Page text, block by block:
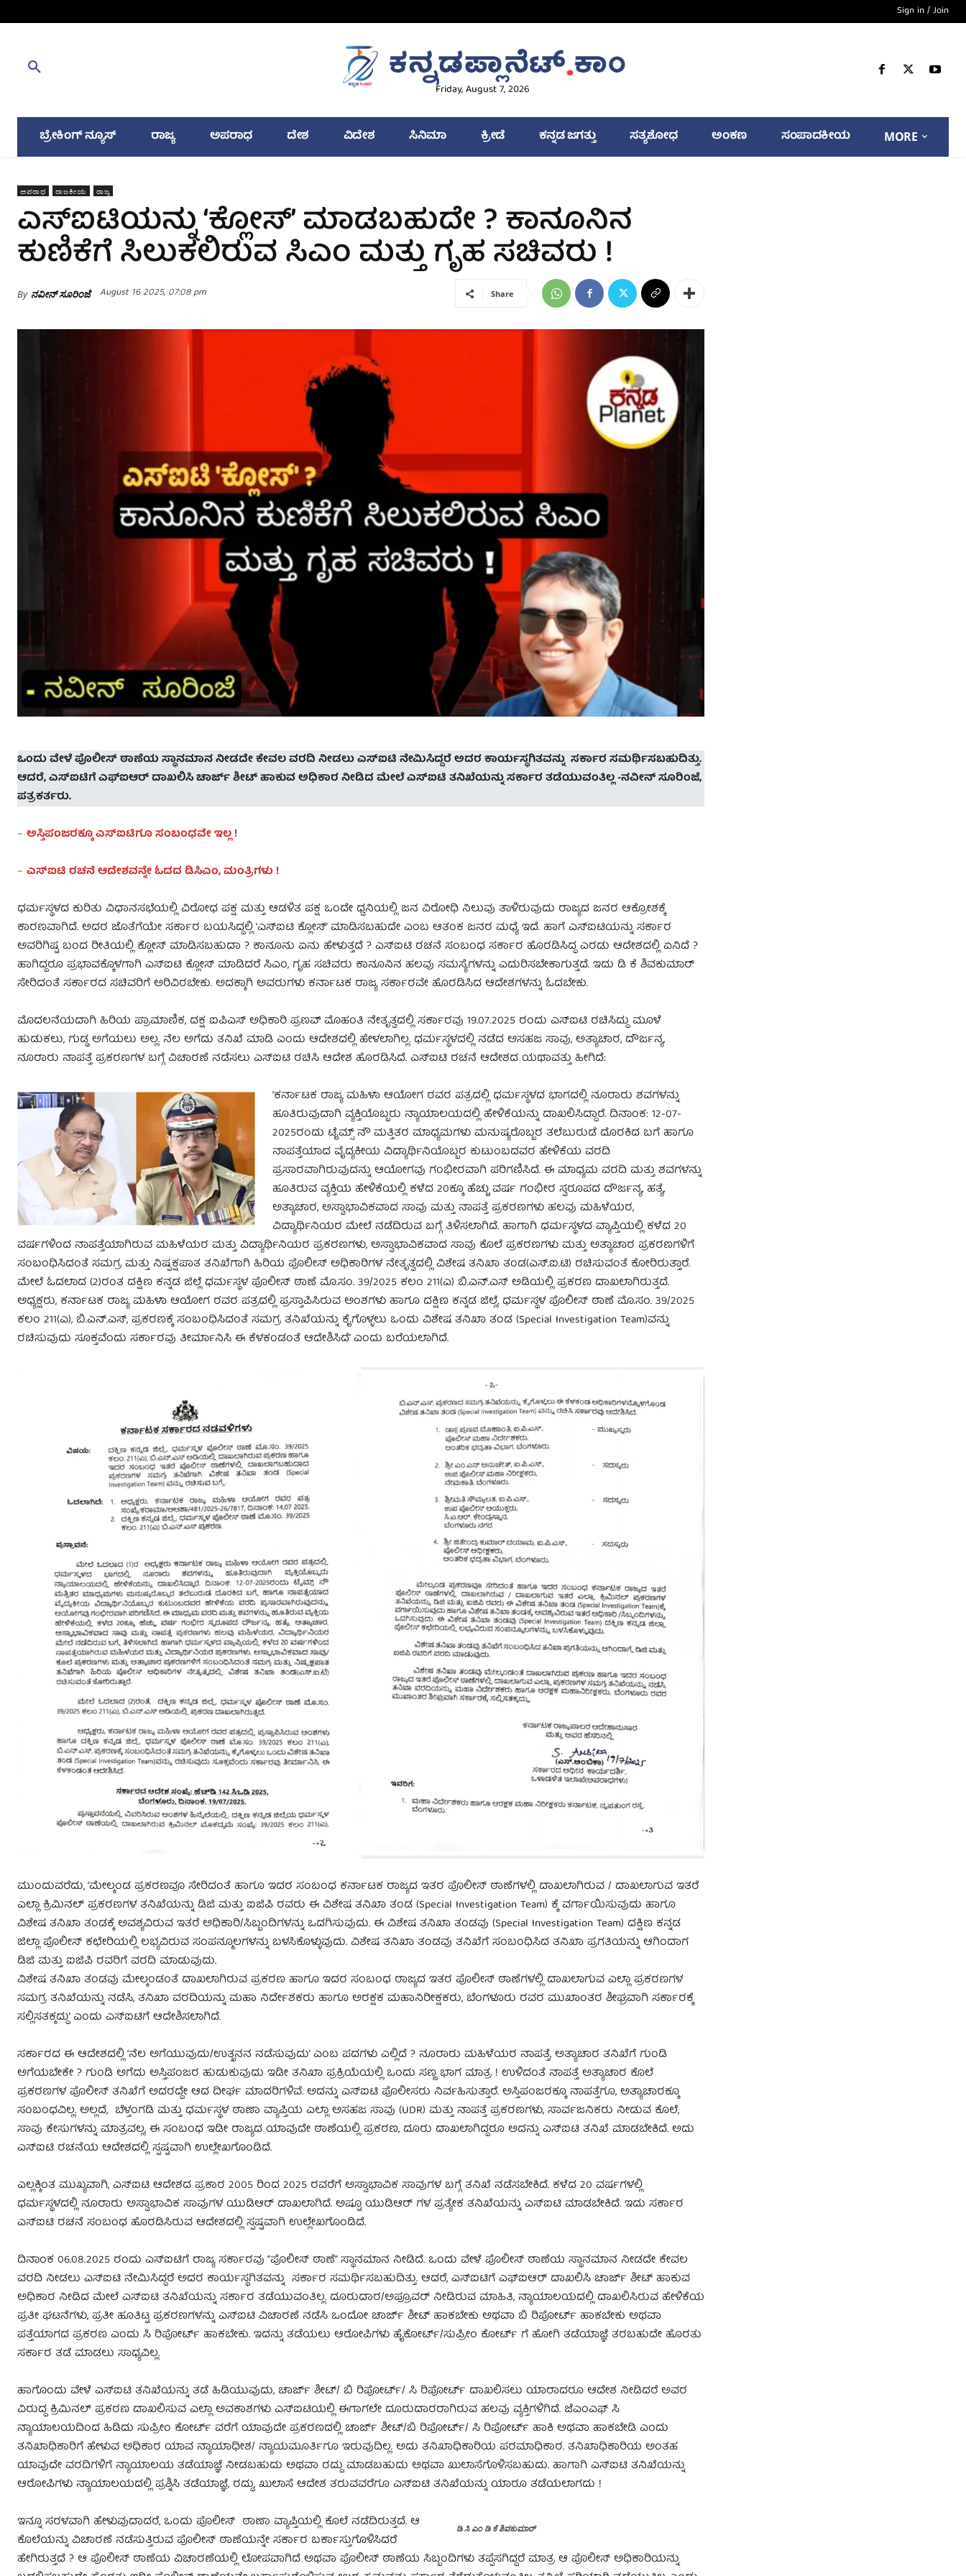
Sign in / Join
Friday, August 7, 2026
ಬ್ರೇಕಿಂಗ್ ನ್ಯೂಸ್ ರಾಜ್ಯ ಅಪರಾಧ ದೇಶ ವಿದೇಶ ಸಿನಿಮಾ ಕ್ರೀಡೆ ಕನ್ನಡ ಜಗತ್ತು ಸತ್ಯಶೋಧ ಅಂಕಣ ಸಂಪಾದಕೀಯ MORE
ಅಪರಾಧ ರಾಜಕೀಯ ರಾಜ್ಯ
ಎಸ್ಐಟಿಯನ್ನು ‘ಕ್ಲೋಸ್’ ಮಾಡಬಹುದೇ ? ಕಾನೂನಿನ
ಕುಣಿಕೆಗೆ ಸಿಲುಕಲಿರುವ ಸಿಎಂ ಮತ್ತು ಗೃಹ ಸಚಿವರು !
By ನವೀನ್ ಸೂರಿಂಜೆ August 16 2025, 07:08 pm Share
ಒಂದು ವೇಳೆ ಪೊಲೀಸ್ ಠಾಣೆಯ ಸ್ಥಾನಮಾನ ನೀಡದೇ ಕೇವಲ ವರದಿ ನೀಡಲು ಎಸ್ಐಟಿ ನೇಮಿಸಿದ್ದರೆ ಅದರ ಕಾರ್ಯಸ್ಥಗಿತವನ್ನು ಸರ್ಕಾರ ಸಮರ್ಥಿಸಬಹುದಿತ್ತು.
ಆದರೆ, ಎಸ್ಐಟಿಗೆ ಎಫ್ಐಆರ್ ದಾಖಲಿಸಿ ಚಾರ್ಜ್ ಶೀಟ್ ಹಾಕುವ ಅಧಿಕಾರ ನೀಡಿದ ಮೇಲೆ ಎಸ್ಐಟಿ ತನಿಖೆಯನ್ನು ಸರ್ಕಾರ ತಡೆಯುವಂತಿಲ್ಲ -ನವೀನ್ ಸೂರಿಂಜೆ,
ಪತ್ರಕರ್ತರು.
– ಅಸ್ತಿಪಂಜರಕ್ಕೂ ಎಸ್ಐಟಿಗೂ ಸಂಬಂಧವೇ ಇಲ್ಲ !
– ಎಸ್ಐಟಿ ರಚನೆ ಆದೇಶವನ್ನೇ ಓದದ ಡಿಸಿಎಂ, ಮಂತ್ರಿಗಳು !
ಧರ್ಮಸ್ಥಳದ ಕುರಿತು ವಿಧಾನಸಭೆಯಲ್ಲಿ ವಿರೋಧ ಪಕ್ಷ ಮತ್ತು ಆಡಳಿತ ಪಕ್ಷ ಒಂದೇ ಧ್ವನಿಯಲ್ಲಿ ಜನ ವಿರೋಧಿ ನಿಲುವು ತಾಳಿರುವುದು ರಾಜ್ಯದ ಜನರ ಆಕ್ರೋಶಕ್ಕೆ
ಕಾರಣವಾಗಿದೆ. ಅದರ ಜೊತೆಗೆಯೇ ಸರ್ಕಾರ ಬಯಸಿದ್ದಲ್ಲಿ ‘ಎಸ್ಐಟಿ ಕ್ಲೋಸ್’ ಮಾಡಿಸಬಹುದೇ ಎಂಬ ಆತಂಕ ಜನರ ಮಧ್ಯೆ ಇದೆ. ಹಾಗೆ ಎಸ್ಐಟಿಯನ್ನು ಸರ್ಕಾರ
ಅವರಿಗಿಷ್ಟ ಬಂದ ರೀತಿಯಲ್ಲಿ ಕ್ಲೋಸ್ ಮಾಡಿಸಬಹುದಾ ? ಕಾನೂನು ಏನು ಹೇಳುತ್ತದೆ ? ಎಸ್ಐಟಿ ರಚನೆ ಸಂಬಂಧ ಸರ್ಕಾರ ಹೊರಡಿಸಿದ್ದ ಎರಡು ಆದೇಶದಲ್ಲಿ ಏನಿದೆ ?
ಹಾಗಿದ್ದರೂ ಪ್ರಭಾವಕ್ಕೊಳಗಾಗಿ ಎಸ್ಐಟಿ ಕ್ಲೋಸ್ ಮಾಡಿದರೆ ಸಿಎಂ, ಗೃಹ ಸಚಿವರು ಕಾನೂನಿನ ಹಲವು ಸಮಸ್ಯೆಗಳನ್ನು ಎದುರಿಸಬೇಕಾಗುತ್ತದೆ. ಇದು ಡಿ ಕೆ ಶಿವಕುಮಾರ್
ಸೇರಿದಂತೆ ಸರ್ಕಾರದ ಸಚಿವರಿಗೆ ಅರಿವಿರಬೇಕು. ಅದಕ್ಕಾಗಿ ಅವರುಗಳು ಕರ್ನಾಟಕ ರಾಜ್ಯ ಸರ್ಕಾರವೇ ಹೊರಡಿಸಿದ ಆದೇಶಗಳನ್ನು ಓದಬೇಕು.
ಮೊದಲನೆಯದಾಗಿ ಹಿರಿಯ ಪ್ರಾಮಾಣಿಕ, ದಕ್ಷ ಐಪಿಎಸ್ ಅಧಿಕಾರಿ ಪ್ರಣವ್ ಮೊಹಂತಿ ನೇತೃತ್ವದಲ್ಲಿ ಸರ್ಕಾರವು 19.07.2025 ರಂದು ಎಸ್ಐಟಿ ರಚಿಸಿದ್ದು ಮೂಳೆ
ಹುಡುಕಲು, ಗುಡ್ಡ ಅಗೆಯಲು ಅಲ್ಲ. ನೆಲ ಅಗೆದು ತನಿಖೆ ಮಾಡಿ ಎಂದು ಆದೇಶದಲ್ಲಿ ಹೇಳಲಾಗಿಲ್ಲ. ಧರ್ಮಸ್ಥಳದಲ್ಲಿ ನಡೆದ ಅಸಹಜ ಸಾವು, ಅತ್ಯಾಚಾರ, ದೌರ್ಜನ್ಯ,
ನೂರಾರು ನಾಪತ್ತೆ ಪ್ರಕರಣಗಳ ಬಗ್ಗೆ ವಿಚಾರಣೆ ನಡೆಸಲು ಎಸ್ಐಟಿ ರಚಿಸಿ ಆದೇಶ ಹೊರಡಿಸಿದೆ. ಎಸ್ಐಟಿ ರಚನೆ ಆದೇಶದ ಯಥಾವತ್ತು ಹೀಗಿದೆ:
‘ಕರ್ನಾಟಕ ರಾಜ್ಯ ಮಹಿಳಾ ಆಯೋಗ ರವರ ಪತ್ರದಲ್ಲಿ ಧರ್ಮಸ್ಥಳದ ಭಾಗದಲ್ಲಿ ನೂರಾರು ಶವಗಳನ್ನು
ಹೂತಿರುವುದಾಗಿ ವ್ಯಕ್ತಿಯೊಬ್ಬರು ನ್ಯಾಯಾಲಯದಲ್ಲಿ ಹೇಳಿಕೆಯನ್ನು ದಾಖಲಿಸಿದ್ದಾರೆ. ದಿನಾಂಕ: 12-07-
2025ರಂದು ಟೈಮ್ಸ್ ನೌ ಮತ್ತಿತರ ಮಾಧ್ಯಮಗಳು ಮನುಷ್ಯರೊಬ್ಬರ ತಲೆಬುರುಡೆ ದೊರಕಿದ ಬಗೆ ಹಾಗೂ
ನಾಪತ್ತೆಯಾದ ವೈದ್ಯಕೀಯ ವಿದ್ಯಾರ್ಥಿನಿಯೊಬ್ಬರ ಕುಟುಂಬದವರ ಹೇಳಿಕೆಯ ವರದಿ
ಪ್ರಸಾರವಾಗಿರುವುದನ್ನು ಆಯೋಗವು ಗಂಭೀರವಾಗಿ ಪರಿಗಣಿಸಿದೆ. ಈ ಮಾಧ್ಯಮ ವರದಿ ಮತ್ತು ಶವಗಳನ್ನು
ಹೂತಿರುವ ವ್ಯಕ್ತಿಯ ಹೇಳಿಕೆಯಲ್ಲಿ ಕಳೆದ 20ಕ್ಕೂ ಹೆಚ್ಚು ವರ್ಷ ಗಂಭೀರ ಸ್ವರೂಪದ ದೌರ್ಜನ್ಯ, ಹತ್ಯೆ,
ಅತ್ಯಾಚಾರ, ಅಸ್ವಾಭಾವಿಕವಾದ ಸಾವು ಮತ್ತು ನಾಪತ್ತೆ ಪ್ರಕರಣಗಳು ಹಲವು ಮಹಿಳೆಯರ,
ವಿದ್ಯಾರ್ಥಿನಿಯರ ಮೇಲೆ ನಡೆದಿರುವ ಬಗ್ಗೆ ತಿಳಿಸಲಾಗಿದೆ. ಹಾಗಾಗಿ ಧರ್ಮಸ್ಥಳದ ವ್ಯಾಪ್ತಿಯಲ್ಲಿ ಕಳೆದ 20
ವರ್ಷಗಳಿಂದ ನಾಪತ್ತೆಯಾಗಿರುವ ಮಹಿಳೆಯರ ಮತ್ತು ವಿದ್ಯಾರ್ಥಿನಿಯರ ಪ್ರಕರಣಗಳು, ಅಸ್ವಾಭಾವಿಕವಾದ ಸಾವು ಕೊಲೆ ಪ್ರಕರಣಗಳು ಮತ್ತು ಅತ್ಯಾಚಾರ ಪ್ರಕರಣಗಳಿಗೆ
ಸಂಬಂಧಿಸಿದಂತೆ ಸಮಗ್ರ ಮತ್ತು ನಿಷ್ಪಕ್ಷಪಾತ ತನಿಖೆಗಾಗಿ ಹಿರಿಯ ಪೊಲೀಸ್ ಅಧಿಕಾರಿಗಳ ನೇತೃತ್ವದಲ್ಲಿ ವಿಶೇಷ ತನಿಖಾ ತಂಡ(ಎಸ್.ಐ.ಟಿ) ರಚಿಸುವಂತೆ ಕೋರಿರುತ್ತಾರೆ.
ಮೇಲೆ ಓದಲಾದ (2)ರಂತ ದಕ್ಷಿಣ ಕನ್ನಡ ಜಿಲ್ಲೆ ಧರ್ಮಸ್ಥಳ ಪೊಲೀಸ್ ಠಾಣೆ ಮೊ.ಸಂ. 39/2025 ಕಲಂ 211(ಎ) ಬಿ.ಎನ್.ಎಸ್ ಅಡಿಯಲ್ಲಿ ಪ್ರಕರಣ ದಾಖಲಾಗಿರುತ್ತದೆ.
ಅಧ್ಯಕ್ಷರು, ಕರ್ನಾಟಕ ರಾಜ್ಯ ಮಹಿಳಾ ಆಯೋಗ ರವರ ಪತ್ರದಲ್ಲಿ ಪ್ರಸ್ತಾಪಿಸಿರುವ ಅಂಶಗಳು ಹಾಗೂ ದಕ್ಷಿಣ ಕನ್ನಡ ಜಿಲ್ಲೆ, ಧರ್ಮಸ್ಥಳ ಪೊಲೀಸ್ ಠಾಣೆ ಮೊ.ಸಂ. 39/2025
ಕಲಂ 211(ಎ), ಬಿ.ಎನ್.ಎಸ್, ಪ್ರಕರಣಕ್ಕೆ ಸಂಬಂಧಿಸಿದಂತೆ ಸಮಗ್ರ ತನಿಖೆಯನ್ನು ಕೈಗೊಳ್ಳಲು ಒಂದು ವಿಶೇಷ ತನಿಖಾ ತಂಡ (Special Investigation Team)ವನ್ನು
ರಚಿಸುವುದು ಸೂಕ್ತವೆಂದು ಸರ್ಕಾರವು ತೀರ್ಮಾನಿಸಿ ಈ ಕೆಳಕಂಡಂತೆ ಆದೇಶಿಸಿದೆ’ ಎಂದು ಬರೆಯಲಾಗಿದೆ.
ಮುಂದುವರೆದು, ‘ಮೇಲ್ಕಂಡ ಪ್ರಕರಣವೂ ಸೇರಿದಂತೆ ಹಾಗೂ ಇದರ ಸಂಬಂಧ ಕರ್ನಾಟಕ ರಾಜ್ಯದ ಇತರ ಪೊಲೀಸ್ ಠಾಣೆಗಳಲ್ಲಿ ದಾಖಲಾಗಿರುವ / ದಾಖಲಾಗುವ ಇತರೆ
ಎಲ್ಲಾ ಕ್ರಿಮಿನಲ್ ಪ್ರಕರಣಗಳ ತನಿಖೆಯನ್ನು ಡಿಜಿ ಮತ್ತು ಐಜಿಪಿ ರವರು ಈ ವಿಶೇಷ ತನಿಖಾ ತಂಡ (Special Investigation Team) ಕ್ಕೆ ವರ್ಗಾಯಿಸುವುದು ಹಾಗೂ
ವಿಶೇಷ ತನಿಖಾ ತಂಡಕ್ಕೆ ಅವಶ್ಯವಿರುವ ಇತರೆ ಅಧಿಕಾರಿ/ಸಿಬ್ಬಂದಿಗಳನ್ನು ಒದಗಿಸುವುದು. ಈ ವಿಶೇಷ ತನಿಖಾ ತಂಡವು (Special Investigation Team) ದಕ್ಷಿಣ ಕನ್ನಡ
ಜಿಲ್ಲಾ ಪೊಲೀಸ್‌ ಕಛೇರಿಯಲ್ಲಿ ಲಭ್ಯವಿರುವ ಸಂಪನ್ಮೂಲಗಳನ್ನು ಬಳಸಿಕೊಳ್ಳುವುದು. ವಿಶೇಷ ತನಿಖಾ ತಂಡವು ತನಿಖೆಗೆ ಸಂಬಂಧಿಸಿದ ತನಿಖಾ ಪ್ರಗತಿಯನ್ನು ಆಗಿಂದಾಗ
ಡಿಜಿ ಮತ್ತು ಐಜಿಪಿ ರವರಿಗೆ ವರದಿ ಮಾಡುವುದು.
ವಿಶೇಷ ತನಿಖಾ ತಂಡವು ಮೇಲ್ಕಂಡಂತೆ ದಾಖಲಾಗಿರುವ ಪ್ರಕರಣ ಹಾಗೂ ಇದರ ಸಂಬಂಧ ರಾಜ್ಯದ ಇತರ ಪೊಲೀಸ್ ಠಾಣೆಗಳಲ್ಲಿ ದಾಖಲಾಗುವ ಎಲ್ಲಾ ಪ್ರಕರಣಗಳ
ಸಮಗ್ರ ತನಿಖೆಯನ್ನು ನಡೆಸಿ, ತನಿಖಾ ವರದಿಯನ್ನು ಮಹಾ ನಿರ್ದೇಶಕರು ಹಾಗೂ ಅರಕ್ಷಕ ಮಹಾನಿರೀಕ್ಷಕರು, ಬೆಂಗಳೂರು ರವರ ಮುಖಾಂತರ ಶೀಘ್ರವಾಗಿ ಸರ್ಕಾರಕ್ಕೆ
ಸಲ್ಲಿಸತಕ್ಕದ್ದು’ ಎಂದು ಎಸ್ಐಟಿಗೆ ಆದೇಶಿಸಲಾಗಿದೆ.
ಸರ್ಕಾರದ ಈ ಆದೇಶದಲ್ಲಿ ‘ನೆಲ ಅಗೆಯುವುದು/ಉತ್ಖನನ ನಡೆಸುವುದು’ ಎಂಬ ಪದಗಳು ಎಲ್ಲಿದೆ ? ನೂರಾರು ಮಹಿಳೆಯರ ನಾಪತ್ತೆ, ಅತ್ಯಾಚಾರ ತನಿಖೆಗೆ ಗುಂಡಿ
ಅಗೆಯಬೇಕೇ ? ಗುಂಡಿ ಅಗೆದು ಅಸ್ತಿಪಂಜರ ಹುಡುಕುವುದು ಇಡೀ ತನಿಖಾ ಪ್ರಕ್ರಿಯೆಯಲ್ಲಿ ಒಂದು ಸಣ್ಣ ಭಾಗ ಮಾತ್ರ ! ಉಳಿದಂತೆ ನಾಪತ್ತೆ ಅತ್ಯಾಚಾರ ಕೊಲೆ
ಪ್ರಕರಣಗಳ ಪೊಲೀಸ್ ತನಿಖೆಗೆ ಅದರದ್ದೇ ಆದ ದೀರ್ಘ ಮಾದರಿಗಳಿವೆ. ಅದನ್ನು ಎಸ್ಐಟಿ ಪೊಲೀಸರು ನಿರ್ವಹಿಸುತ್ತಾರೆ. ಅಸ್ತಿಪಂಜರಕ್ಕೂ ನಾಪತ್ತೆಗೂ, ಅತ್ಯಾಚಾರಕ್ಕೂ
ಸಂಬಂಧವಿಲ್ಲ. ಅಲ್ಲದೆ, ಬೆಳ್ತಂಗಡಿ ಮತ್ತು ಧರ್ಮಸ್ಥಳ ಠಾಣಾ ವ್ಯಾಪ್ತಿಯ ಎಲ್ಲಾ ಅಸಹಜ ಸಾವು (UDR) ಮತ್ತು ನಾಪತ್ತೆ ಪ್ರಕರಣಗಳು, ಸಾರ್ವಜನಿಕರು ನೀಡುವ ಕೊಲೆ,
ಸಾವು ಕೇಸುಗಳನ್ನು ಮಾತ್ರವಲ್ಲ, ಈ ಸಂಬಂಧ ಇಡೀ ರಾಜ್ಯದ ಯಾವುದೇ ಠಾಣೆಯಲ್ಲಿ ಪ್ರಕರಣ, ದೂರು ದಾಖಲಾಗಿದ್ದರೂ ಅದನ್ನು ಎಸ್ಐಟಿ ತನಿಖೆ ಮಾಡಬೇಕಿದೆ. ಅದು
ಎಸ್ಐಟಿ ರಚನೆಯ ಆದೇಶದಲ್ಲಿ ಸ್ಪಷ್ಟವಾಗಿ ಉಲ್ಲೇಖಗೊಂಡಿದೆ.
ಎಲ್ಲಕ್ಕಿಂತ ಮುಖ್ಯವಾಗಿ, ಎಸ್ಐಟಿ ಆದೇಶದ ಪ್ರಕಾರ 2005 ರಿಂದ 2025 ರವರೆಗೆ ಅಸ್ವಾಭಾವಿಕ ಸಾವುಗಳ ಬಗ್ಗೆ ತನಿಖೆ ನಡೆಸಬೇಕಿದೆ. ಕಳೆದ 20 ವರ್ಷಗಳಲ್ಲಿ
ಧರ್ಮಸ್ಥಳದಲ್ಲಿ ನೂರಾರು ಅಸ್ವಾಭಾವಿಕ ಸಾವುಗಳ ಯುಡಿಆರ್ ದಾಖಲಾಗಿದೆ. ಅಷ್ಟೂ ಯುಡಿಆರ್ ಗಳ ಪ್ರತ್ಯೇಕ ತನಿಖೆಯನ್ನು ಎಸ್ಐಟಿ ಮಾಡಬೇಕಿದೆ. ಇದು ಸರ್ಕಾರ
ಎಸ್ಐಟಿ ರಚನೆ ಸಂಬಂಧ ಹೊರಡಿಸಿರುವ ಆದೇಶದಲ್ಲಿ ಸ್ಪಷ್ಟವಾಗಿ ಉಲ್ಲೇಖಗೊಂಡಿದೆ.
ದಿನಾಂಕ 06.08.2025 ರಂದು ಎಸ್ಐಟಿಗೆ ರಾಜ್ಯ ಸರ್ಕಾರವು “ಪೊಲೀಸ್ ಠಾಣೆ” ಸ್ಥಾನಮಾನ ನೀಡಿದೆ. ಒಂದು ವೇಳೆ ಪೊಲೀಸ್ ಠಾಣೆಯ ಸ್ಥಾನಮಾನ ನೀಡದೇ ಕೇವಲ
ವರದಿ ನೀಡಲು ಎಸ್ಐಟಿ ನೇಮಿಸಿದ್ದರೆ ಅದರ ಕಾರ್ಯಸ್ಥಗಿತವನ್ನು ಸರ್ಕಾರ ಸಮರ್ಥಿಸಬಹುದಿತ್ತು. ಆದರೆ, ಎಸ್ಐಟಿಗೆ ಎಫ್ಐಆರ್ ದಾಖಲಿಸಿ ಚಾರ್ಜ್ ಶೀಟ್ ಹಾಕುವ
ಅಧಿಕಾರ ನೀಡಿದ ಮೇಲೆ ಎಸ್ಐಟಿ ತನಿಖೆಯನ್ನು ಸರ್ಕಾರ ತಡೆಯುವಂತಿಲ್ಲ. ದೂರುದಾರ/ಅಪ್ರೂವರ್ ನೀಡಿರುವ ಮಾಹಿತಿ, ನ್ಯಾಯಾಲಯದಲ್ಲಿ ದಾಖಲಿಸಿರುವ ಹೇಳಿಕೆಯ
ಪ್ರತೀ ಘಟನೆಗಳು, ಪ್ರತೀ ಹೂತಿಟ್ಟ ಪ್ರಕರಣಗಳನ್ನು ಎಸ್ಐಟಿ ವಿಚಾರಣೆ ನಡೆಸಿ ಒಂದೋ ಚಾರ್ಜ್ ಶೀಟ್ ಹಾಕಬೇಕು ಅಥವಾ ಬಿ ರಿಪೋರ್ಟ್ ಹಾಕಬೇಕು ಅಥವಾ
ಪತ್ತೆಯಾಗದ ಪ್ರಕರಣ ಎಂದು ಸಿ ರಿಪೋರ್ಟ್ ಹಾಕಬೇಕು. ಇದನ್ನು ತಡೆಯಲು ಆರೋಪಿಗಳು ಹೈಕೋರ್ಟ್/ಸುಪ್ರೀಂ ಕೋರ್ಟ್ ಗೆ ಹೋಗಿ ತಡೆಯಾಜ್ಞೆ ತರಬಹುದೇ ಹೊರತು
ಸರ್ಕಾರ ತಡೆ ಮಾಡಲು ಸಾಧ್ಯವಿಲ್ಲ.
ಹಾಗೊಂದು ವೇಳೆ ಎಸ್ಐಟಿ ತನಿಖೆಯನ್ನು ತಡೆ ಹಿಡಿಯುವುದು, ಚಾರ್ಜ್ ಶೀಟ್/ ಬಿ ರಿಪೋರ್ಟ್/ ಸಿ ರಿಪೋರ್ಟ್ ದಾಖಲಿಸಲು ಯಾರಾದರೂ ಆದೇಶ ನೀಡಿದರೆ ಅವರ
ವಿರುದ್ದ ಕ್ರಿಮಿನಲ್ ಪ್ರಕರಣ ದಾಖಲಿಸುವ ಎಲ್ಲಾ ಅವಕಾಶಗಳು ಎಸ್ಐಟಿಯಲ್ಲಿ ಈಗಾಗಲೇ ದೂರುದಾರರಾಗಿರುವ ಹಲವು ವ್ಯಕ್ತಿಗಳಿಗಿದೆ‌. ಜೆಎಂಎಫ್ ಸಿ
ನ್ಯಾಯಾಲಯದಿಂದ ಹಿಡಿದು ಸುಪ್ರೀಂ ಕೋರ್ಟ್ ವರೆಗೆ ಯಾವುದೇ ಪ್ರಕರಣದಲ್ಲಿ ಚಾರ್ಜ್ ಶೀಟ್/ಬಿ ರಿಪೋರ್ಟ್/ ಸಿ ರಿಪೋರ್ಟ್ ಹಾಕಿ ಅಥವಾ ಹಾಕಬೇಡಿ ಎಂದು
ತನಿಖಾಧಿಕಾರಿಗೆ ಹೇಳುವ ಅಧಿಕಾರ ಯಾವ ನ್ಯಾಯಾಧೀಶ/ ನ್ಯಾಯಮೂರ್ತಿಗೂ ಇರುವುದಿಲ್ಲ. ಅದು ತನಿಖಾಧಿಕಾರಿಯ ಪರಮಾಧಿಕಾರ. ತನಿಖಾಧಿಕಾರಿಯ ಅಂತಹ
ಯಾವುದೇ ವರದಿಗಳಿಗೆ ನ್ಯಾಯಾಲಯ ತಡೆಯಾಜ್ಞೆ ನೀಡಬಹುದು ಅಥವಾ ರದ್ದು ಮಾಡಬಹುದು ಅಥವಾ ಖುಲಾಸೆಗೊಳಿಸಬಹುದು. ಹಾಗಾಗಿ ಎಸ್ಐಟಿ ತನಿಖೆಯನ್ನು
ಆರೋಪಿಗಳು ನ್ಯಾಯಾಲಯದಲ್ಲಿ ಪ್ರಶ್ನಿಸಿ ತಡೆಯಾಜ್ಞೆ, ರದ್ದು, ಖುಲಾಸೆ ಆದೇಶ ತರುವವರೆಗೂ ಎಸ್ಐಟಿ ತನಿಖೆಯನ್ನು ಯಾರೂ ತಡೆಯಲಾಗದು !
ಡಿ ಸಿ ಎಂ ಡಿ ಕೆ ಶಿವಕುಮಾರ್
ಇನ್ನೂ ಸರಳವಾಗಿ ಹೇಳುವುದಾದರೆ, ಒಂದು ಪೊಲೀಸ್ ಠಾಣಾ ವ್ಯಾಪ್ತಿಯಲ್ಲಿ ಕೊಲೆ ನಡೆದಿರುತ್ತದೆ. ಆ
ಕೊಲೆಯನ್ನು ವಿಚಾರಣೆ ನಡೆಸುತ್ತಿರುವ ಪೊಲೀಸ್ ಠಾಣೆಯನ್ನೇ ಸರ್ಕಾರ ಬರ್ಕಾಸ್ತುಗೊಳಿಸಿದರೆ
ಹೇಗಿರುತ್ತದೆ ? ಆ ಪೊಲೀಸ್ ಠಾಣೆಯ ವಿಚಾರಣೆಯಲ್ಲಿ ಲೋಪವಾಗಿದೆ ಅಥವಾ ಪೊಲೀಸ್ ಠಾಣೆಯ ಸಿಬ್ಬಂದಿಗಳು ತಪ್ಪೆಸಗಿದ್ದರೆ ಮಾತ್ರ ಆ ಪೊಲೀಸ್ ಅಧಿಕಾರಿಯನ್ನು